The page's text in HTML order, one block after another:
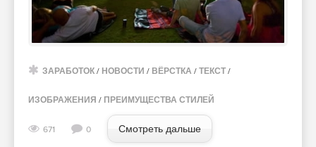
ЗАРАБОТОК / НОВОСТИ / ВЁРСТКА / ТЕКСТ /
ИЗОБРАЖЕНИЯ / ПРЕИМУЩЕСТВА СТИЛЕЙ
671 0 Смотреть дальше